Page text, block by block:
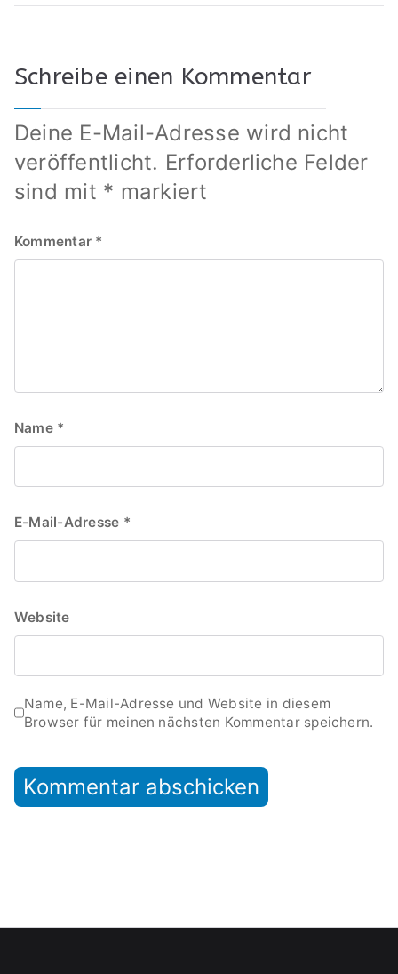
Schreibe einen Kommentar
Deine E-Mail-Adresse wird nicht
veröffentlicht. Erforderliche Felder
sind mit * markiert
Kommentar *
Name *
E-Mail-Adresse *
Website
Name, E-Mail-Adresse und Website in diesem
Browser für meinen nächsten Kommentar speichern.